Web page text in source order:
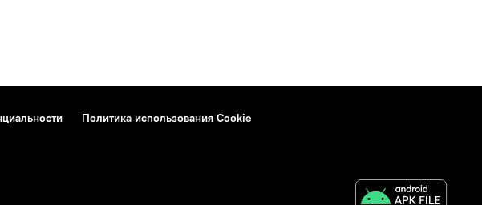
Политика использования Cookie